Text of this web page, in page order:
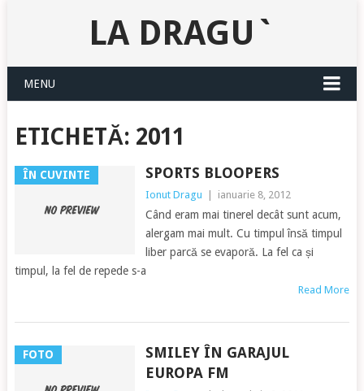
LA DRAGU`
MENU
ETICHETĂ: 2011
ÎN CUVINTE SPORTS BLOOPERS
Ionut Dragu ianuarie 8, 2012
Când eram mai tinerel decât sunt acum,
alergam mai mult. Cu timpul însă timpul
liber parcă se evaporă. La fel ca și
timpul, la fel de repede s-a
Read More
FOTO
SMILEY ÎN GARAJUL
EUROPA FM